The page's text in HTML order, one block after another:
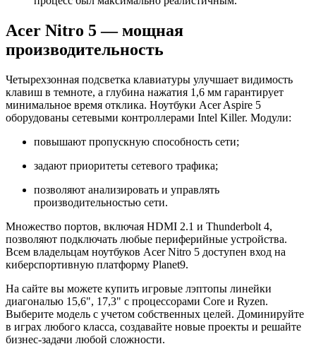
Acer Nitro 5 — мощная
производительность
Четырехзонная подсветка клавиатуры улучшает видимость
клавиш в темноте, а глубина нажатия 1,6 мм гарантирует
минимальное время отклика. Ноутбуки Acer Aspire 5
оборудованы сетевыми контроллерами Intel Killer. Модули:
повышают пропускную способность сети;
задают приоритеты сетевого трафика;
позволяют анализировать и управлять
производительностью сети.
Множество портов, включая HDMI 2.1 и Thunderbolt 4,
позволяют подключать любые периферийные устройства.
Всем владельцам ноутбуков Acer Nitro 5 доступен вход на
киберспортивную платформу Planet9.
На сайте вы можете купить игровые лэптопы линейки
диагональю 15,6", 17,3" с процессорами Core и Ryzen.
Выберите модель с учетом собственных целей. Доминируйте
в играх любого класса, создавайте новые проекты и решайте
бизнес-задачи любой сложности.